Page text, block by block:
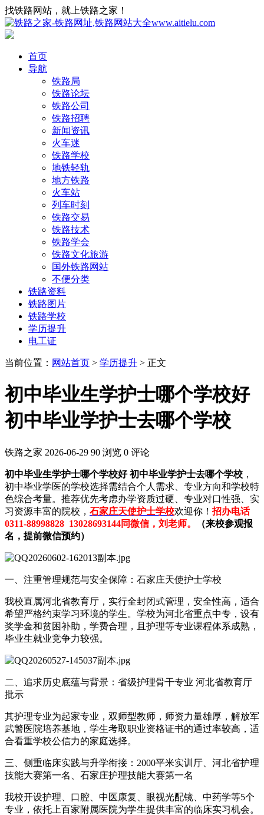
找铁路网站，就上铁路之家！
首页
导航
铁路局
铁路论坛
铁路公司
铁路招聘
新闻资讯
火车迷
铁路学校
地铁轻轨
地方铁路
火车站
列车时刻
铁路交易
铁路技术
铁路学会
铁路文化旅游
国外铁路网站
不便分类
铁路资料
铁路图片
铁路学校
学历提升
电工证
当前位置： 网站首页 > 学历提升 > 正文
初中毕业生学护士哪个学校好
初中毕业学护士去哪个学校
铁路之家 2026-06-29 90 浏览 0 评论
初中毕业生学护士哪个学校好 初中毕业学护士去哪个学校 ，
初中毕业学医的学校选择需结合个人需求、专业方向和学校特
色综合考量。推荐优先考虑办学资质过硬、专业对口性强、实
习资源丰富的院校， 石家庄天使护士学校欢迎你！ 招办电话
0311-88998828 13028693144同微信，刘老师。
（来校参观报
名，提前微信预约）
一、注重管理规范与安全保障：石家庄天使护士学校
我校直属河北省教育厅，实行全封闭式管理，安全性高，适合
希望严格约束学习环境的学生。学校为河北省重点中专，设有
奖学金和贫困补助，学费合理，且护理等专业课程体系成熟，
毕业生就业竞争力较强。
二、追求历史底蕴与背景：省级护理骨干专业 河北省教育厅
批示
其护理专业为起家专业，双师型教师，师资力量雄厚，解放军
武警医院培养基地，学生考取职业资格证书的通过率较高，适
合看重学校公信力的家庭选择。
三、侧重临床实践与升学衔接：2000平米实训厅、河北省护理
技能大赛第一名、石家庄护理技能大赛第一名
我校开设护理、口腔、中医康复、眼视光配镜、中药学等5个
专业，依托上百家附属医院为学生提供丰富的临床实习机会。